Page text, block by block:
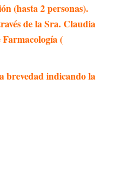
(hasta 2 personas).
de la Sra. Claudia
Farmacología (
brevedad indicando la